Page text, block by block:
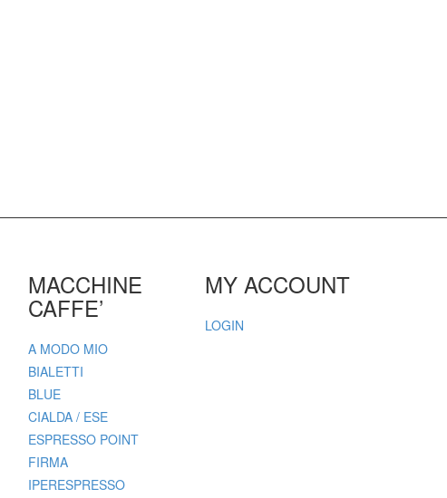
MACCHINE
CAFFE’
A MODO MIO
BIALETTI
BLUE
CIALDA / ESE
ESPRESSO POINT
FIRMA
IPERESPRESSO
MY ACCOUNT
LOGIN